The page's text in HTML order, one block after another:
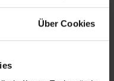
Über Cookies